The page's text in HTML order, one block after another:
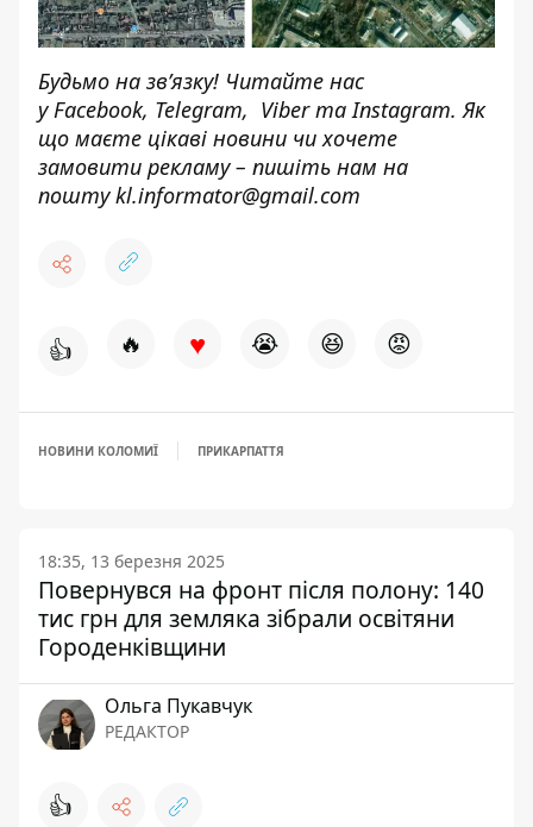
Будьмо на зв’язку! Читайте нас
уFacebook, Telegram, ViberтаInstagram. Як
що маєте цікаві новини чи хочете
замовити рекламу – пишіть нам на
поштуkl.informator@gmail.com
👍 🔥 ♥ 😭 😆 😡
НОВИНИ КОЛОМИЇ ПРИКАРПАТТЯ
18:35, 13 березня 2025
Повернувся на фронт після полону: 140
тис грн для земляка зібрали освітяни
Городенківщини
Ольга Пукавчук
РЕДАКТОР
👍